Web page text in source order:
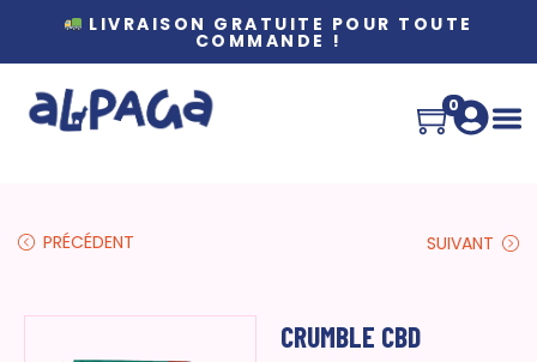
LIVRAISON GRATUITE POUR TOUTE
COMMANDE !
0
PRÉCÉDENT SUIVANT
CRUMBLE CBD